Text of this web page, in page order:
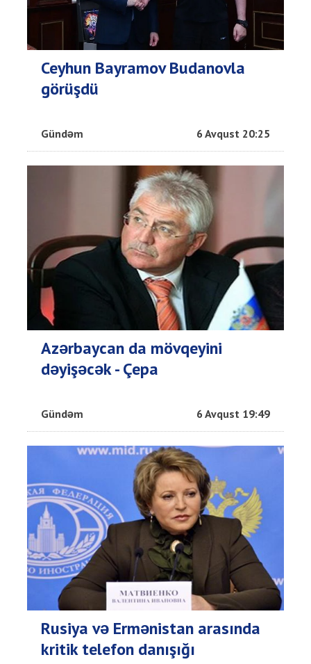
Ceyhun Bayramov Budanovla
görüşdü
Gündəm 6 Avqust 20:25
Azərbaycan da mövqeyini
dəyişəcək - Çepa
Gündəm 6 Avqust 19:49
Rusiya və Ermənistan arasında
kritik telefon danışığı